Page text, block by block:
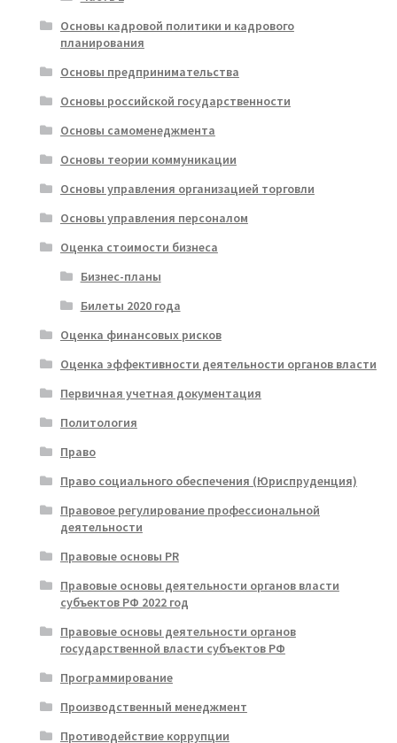
Основы кадровой политики и кадрового
планирования
Основы предпринимательства
Основы российской государственности
Основы самоменеджмента
Основы теории коммуникации
Основы управления организацией торговли
Основы управления персоналом
Оценка стоимости бизнеса
Бизнес-планы
Билеты 2020 года
Оценка финансовых рисков
Оценка эффективности деятельности органов власти
Первичная учетная документация
Политология
Право
Право социального обеспечения (Юриспруденция)
Правовое регулирование профессиональной
деятельности
Правовые основы PR
Правовые основы деятельности органов власти
субъектов РФ 2022 год
Правовые основы деятельности органов
государственной власти субъектов РФ
Программирование
Производственный менеджмент
Противодействие коррупции